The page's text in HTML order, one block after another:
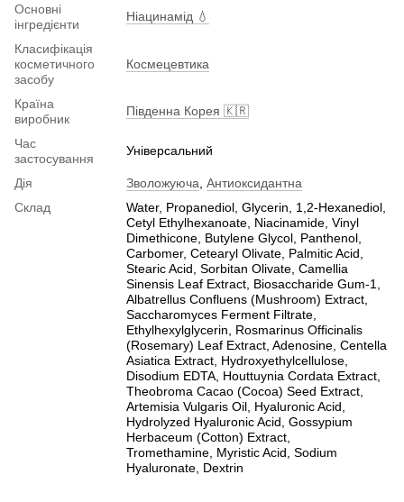
Основні
інгредієнти
Ніацинамід 💧
Класифікація
косметичного
засобу
Космецевтика
Країна
виробник
Південна Корея 🇰🇷
Час
застосування
Універсальний
Дія Зволожуюча Антиоксидантна
Склад
Water, Propanediol, Glycerin, 1,2-Hexanediol,
Cetyl Ethylhexanoate, Niacinamide, Vinyl
Dimethicone, Butylene Glycol, Panthenol,
Carbomer, Cetearyl Olivate, Palmitic Acid,
Stearic Acid, Sorbitan Olivate, Camellia
Sinensis Leaf Extract, Biosaccharide Gum-1,
Albatrellus Confluens (Mushroom) Extract,
Saccharomyces Ferment Filtrate,
Ethylhexylglycerin, Rosmarinus Officinalis
(Rosemary) Leaf Extract, Adenosine, Centella
Asiatica Extract, Hydroxyethylcellulose,
Disodium EDTA, Houttuynia Cordata Extract,
Theobroma Cacao (Cocoa) Seed Extract,
Artemisia Vulgaris Oil, Hyaluronic Acid,
Hydrolyzed Hyaluronic Acid, Gossypium
Herbaceum (Cotton) Extract,
Tromethamine, Myristic Acid, Sodium
Hyaluronate, Dextrin